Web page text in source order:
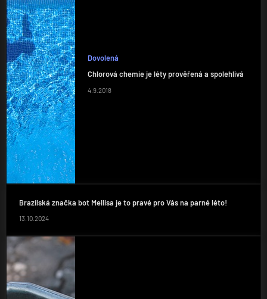
Dovolená
Chlorová chemie je léty prověřená a spolehlivá
4.9.2018
Brazilská značka bot Mellisa je to pravé pro Vás na parné léto!
13.10.2024